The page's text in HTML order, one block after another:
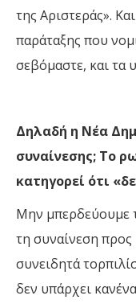
της Αριστεράς».
παράταξης που
σεβόμαστε, και τα
Δηλαδή η Νέα
συναίνεσης; Το
κατηγορεί ότι
Μην μπερδεύουμε
τη συναίνεση
συνειδητά
δεν υπάρχει